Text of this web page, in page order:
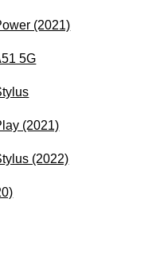
(2021)
5G
(2021)
(2022)